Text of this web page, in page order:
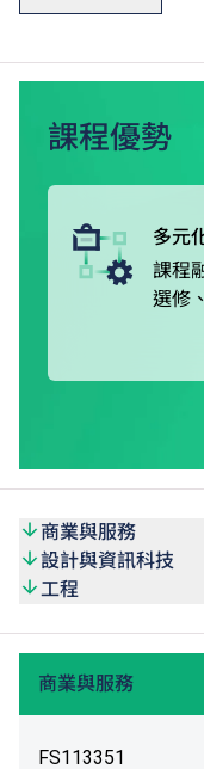
職專文憑一般修讀期
讀部分課程單元^。
完成課程後，可選擇
歷。個別指定課程的
的VTC Earn & Learn
課程優勢
多元
課程
選修
商業與服務
設計與資訊科技
工程
商業與服務
FS113351